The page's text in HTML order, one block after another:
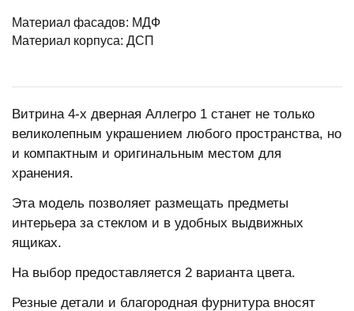
Материал фасадов: МДФ
Материал корпуса: ДСП
Витрина 4-х дверная Аллегро 1 станет не только
великолепным украшением любого пространства, но
и компактным и оригинальным местом для
хранения.
Эта модель позволяет размещать предметы
интерьера за стеклом и в удобных выдвижных
ящиках.
На выбор предоставляется 2 варианта цвета.
Резные детали и благородная фурнитура вносят